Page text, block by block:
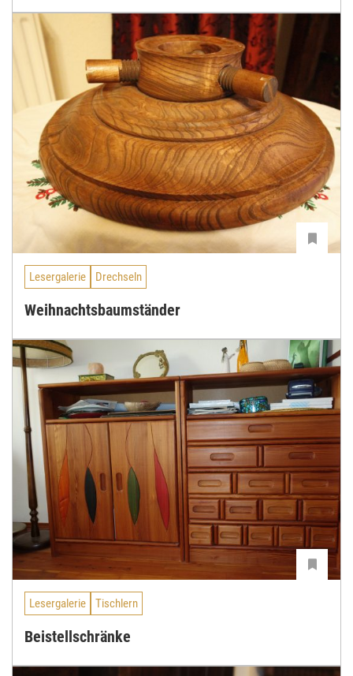
Lesergalerie Drechseln
Weihnachtsbaumständer
Lesergalerie Tischlern
Beistellschränke